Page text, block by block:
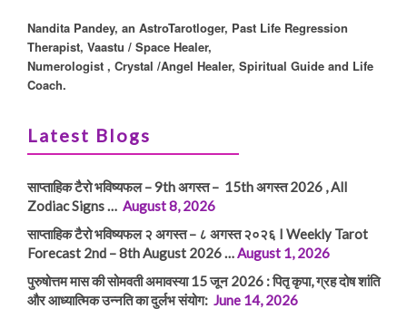
Nandita Pandey, an AstroTarotloger, Past Life Regression
Therapist, Vaastu / Space Healer,
Numerologist , Crystal /Angel Healer, Spiritual Guide and Life
Coach.
Latest Blogs
साप्ताहिक टैरो भविष्यफल – 9th अगस्त – 15th अगस्त 2026 , All
Zodiac Signs … August 8, 2026
साप्ताहिक टैरो भविष्यफल २ अगस्त – ८ अगस्त २०२६ I Weekly Tarot
Forecast 2nd – 8th August 2026 … August 1, 2026
पुरुषोत्तम मास की सोमवती अमावस्या 15 जून 2026 : पितृ कृपा, ग्रह दोष शांति
और आध्यात्मिक उन्नति का दुर्लभ संयोग: June 14, 2026